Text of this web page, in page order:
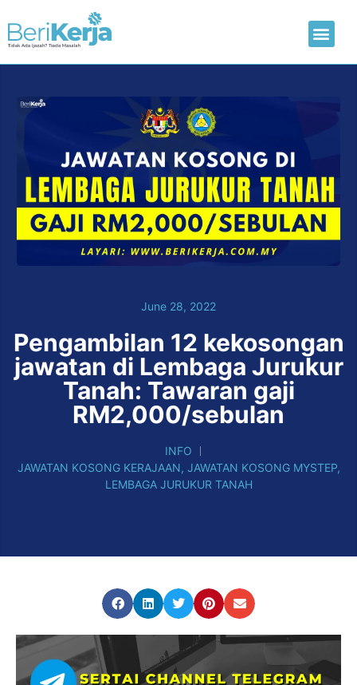
June 28, 2022
Pengambilan 12 kekosongan
jawatan di Lembaga Jurukur
Tanah: Tawaran gaji
RM2,000/sebulan
INFO
JAWATAN KOSONG KERAJAAN, JAWATAN KOSONG MYSTEP,
LEMBAGA JURUKUR TANAH